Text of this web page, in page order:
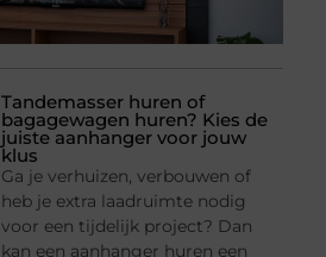
Tandemasser huren of
bagagewagen huren? Kies de
juiste aanhanger voor jouw
klus
Ga je verhuizen, verbouwen of
heb je extra laadruimte nodig
voor een tijdelijk project? Dan
kan een aanhanger huren een